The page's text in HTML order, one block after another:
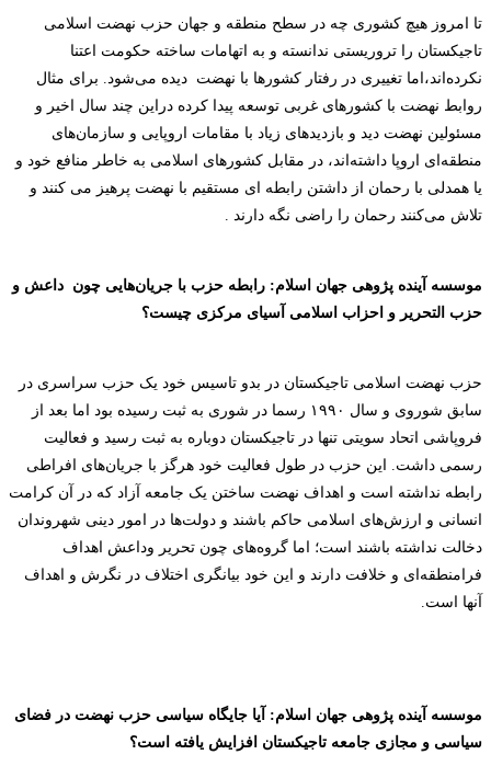
تا امروز هیچ کشوری چه در سطح منطقه و جهان حزب نهضت اسلامی
تاجیکستان را تروریستی ندانسته و به اتهامات ساخته حکومت اعتنا
نکرده‌اند،اما تغییری در رفتار کشورها با نهضت دیده می‌شود. برای مثال
روابط نهضت با کشورهای غربی توسعه پیدا کرده دراین چند سال اخیر و
مسئولین نهضت دید و بازدیدهای زیاد با مقامات اروپایی و سازمان‌های
منطقه‌ای اروپا داشته‌اند، در مقابل کشورهای اسلامی به خاطر منافع خود و
یا همدلی با رحمان از داشتن رابطه ای مستقیم با نهضت پرهیز می کنند و
تلاش می‌کنند رحمان را راضی نگه دارند .
موسسه آینده پژوهی جهان اسلام: رابطه حزب با جریان‌هایی چون داعش و
حزب التحریر و احزاب اسلامی آسیای مرکزی چیست؟
حزب نهضت اسلامی تاجیکستان در بدو تاسیس خود یک حزب سراسری در
سابق شوروی و سال ۱۹۹۰ رسما در شوری به ثبت رسیده بود اما بعد از
فروپاشی اتحاد سویتی تنها در تاجیکستان دوباره به ثبت رسید و فعالیت
رسمی داشت.
این حزب در طول فعالیت خود هرگز با جریان‌های افراطی
رابطه نداشته است و اهداف نهضت ساختن یک جامعه آزاد که در آن کرامت
انسانی و ارزش‌های اسلامی حاکم باشند و دولت‌ها در امور دینی شهروندان
دخالت نداشته باشند است؛ اما گروه‌های چون تحریر وداعش اهداف
فرامنطقه‌ای و خلافت دارند و این خود بیانگری اختلاف در نگرش و اهداف
آنها است.
موسسه آینده پژوهی جهان اسلام: آیا جایگاه سیاسی حزب نهضت در فضای
سیاسی و مجازی جامعه تاجیکستان افزایش یافته است؟